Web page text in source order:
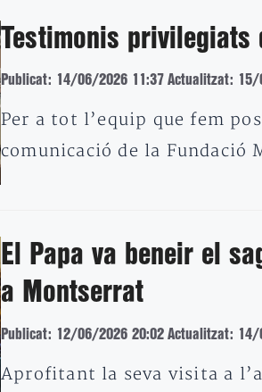
Testimonis privilegiats
Publicat: 14/06/2026 11:37 Actualitzat: 15/
Per a tot l’equip que fem
comunicació de la Fundació
El Papa va beneir el
a Montserrat
Publicat: 12/06/2026 20:02 Actualitzat: 14/
Aprofitant la seva visita a